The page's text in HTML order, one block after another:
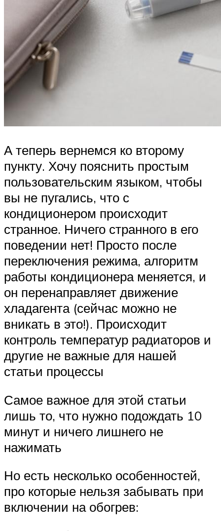
А теперь вернемся ко второму
пункту. Хочу пояснить простым
пользовательским языком, чтобы
вы не пугались, что с
кондиционером происходит
странное. Ничего странного в его
поведении нет! Просто после
переключения режима, алгоритм
работы кондиционера меняется, и
он перенаправляет движение
хладагента (сейчас можно не
вникать в это!). Происходит
контроль температур радиаторов и
другие не важные для нашей
статьи процессы
Самое важное для этой статьи
лишь то, что нужно подождать 10
минут и ничего лишнего не
нажимать
Но есть несколько особенностей,
про которые нельзя забывать при
включении на обогрев: